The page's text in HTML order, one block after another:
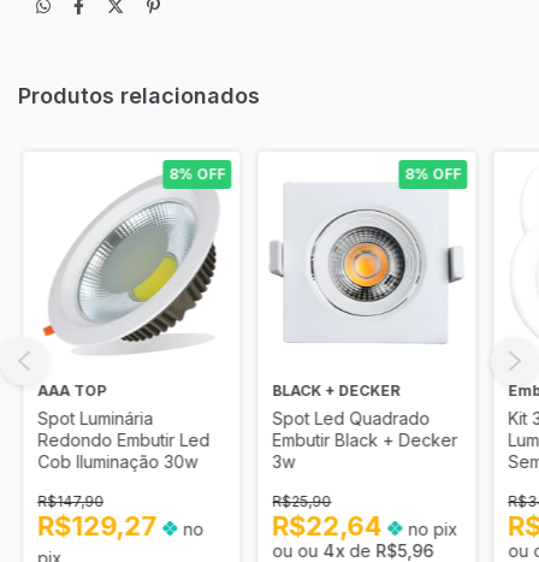
Produtos relacionados
8% OFF
AAA TOP
Spot Luminária
Redondo Embutir Led
Cob Iluminação 30w
R$147,90
R$129,27
no
pix
8% OFF
BLACK + DECKER
Spot Led Quadrado
Embutir Black + Decker
3w
R$25,90
R$22,64
no pix
4x de R$5,96
Kit